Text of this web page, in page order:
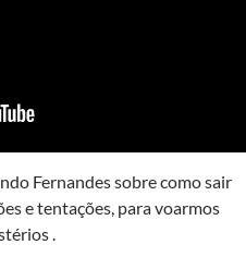
Fernandes sobre como sair
e tentações, para voarmos
.